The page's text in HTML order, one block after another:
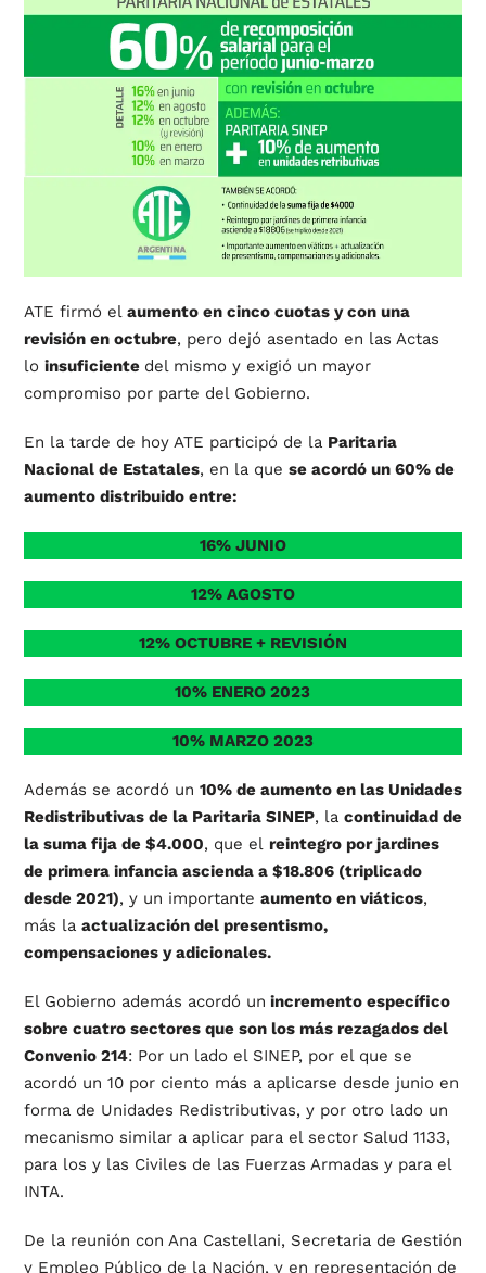
ATE firmó elaumento en cinco cuotas y con una
revisión en octubre, pero dejó asentado en las Actas
lo insuficiente del mismo y exigió un mayor
compromiso por parte del Gobierno.
En la tarde de hoy ATE participó de la Paritaria
Nacional de Estatales, en la que se acordó un 60% de
aumento distribuido entre:
16% JUNIO
12% AGOSTO
12% OCTUBRE + REVISIÓN
10% ENERO 2023
10% MARZO 2023
Además se acordó un 10% de aumento en las Unidades
Redistributivas de la Paritaria SINEP, la continuidad de
la suma fija de $4.000, que el reintegro por jardines
de primera infancia ascienda a $18.806 (triplicado
desde 2021), y un importante aumento en viáticos,
más la actualización del presentismo,
compensaciones y adicionales.
El Gobierno además acordó un incremento específico
sobre cuatro sectores que son los más rezagados del
Convenio 214: Por un lado el SINEP, por el que se
acordó un 10 por ciento más a aplicarse desde junio en
forma de Unidades Redistributivas, y por otro lado un
mecanismo similar a aplicar para el sector Salud 1133,
para los y las Civiles de las Fuerzas Armadas y para el
INTA.
De la reunión con Ana Castellani, Secretaria de Gestión
y Empleo Público de la Nación, y en representación de